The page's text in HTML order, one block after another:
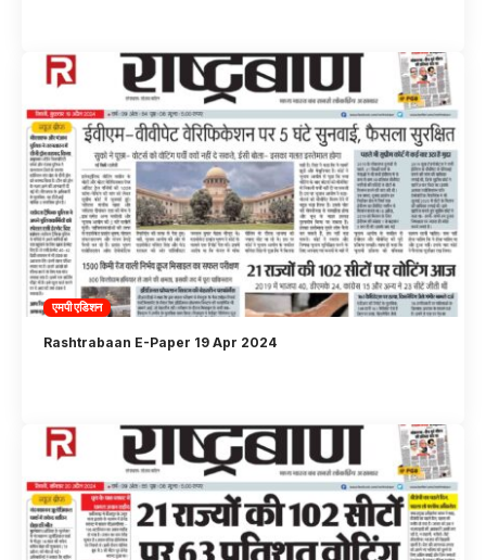
एमपी एडिशन
Rashtrabaan E-Paper 19 Apr 2024